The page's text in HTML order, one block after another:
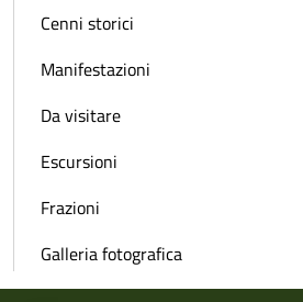
Cenni storici
Manifestazioni
Da visitare
Escursioni
Frazioni
Galleria fotografica